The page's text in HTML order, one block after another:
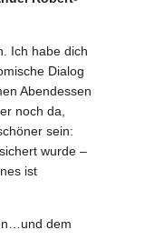
Ich habe dich
Dialog
Abendessen
noch da,
sein:
wurde –
ist
dem